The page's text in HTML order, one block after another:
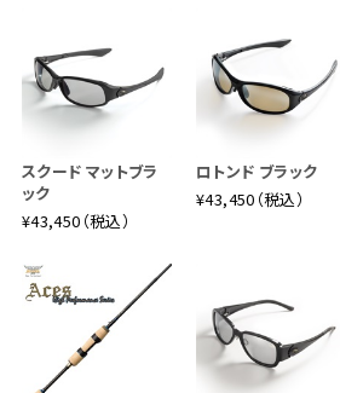
スクード マットブラ
ック
¥43,450（税込）
ロトンド ブラック
¥43,450（税込）